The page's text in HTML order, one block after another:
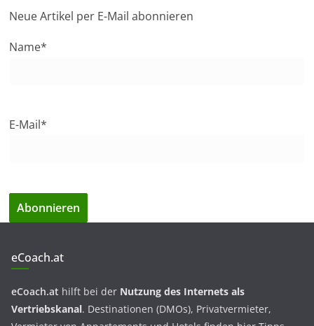
Neue Artikel per E-Mail abonnieren
Name*
E-Mail*
eCoach.at
eCoach.at hilft bei der Nutzung des Internets als
Vertriebskanal. Destinationen (DMOs), Privatvermieter,